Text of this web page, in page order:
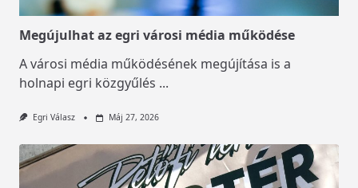
Megújulhat az egri városi média működése
A városi média működésének megújítása is a
holnapi egri közgyűlés ...
Egri Válasz Máj 27, 2026